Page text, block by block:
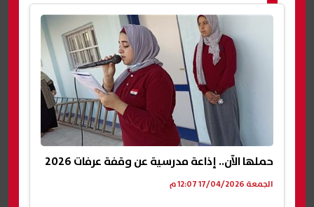
حملها الآن.. إذاعة مدرسية عن وقفة عرفات 2026
الجمعة 17/04/2026 12:07 م